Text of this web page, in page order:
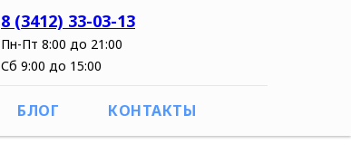
8 (3412) 33-03-13
Пн-Пт 8:00 до 21:00
Сб 9:00 до 15:00
БЛОГ КОНТАКТЫ